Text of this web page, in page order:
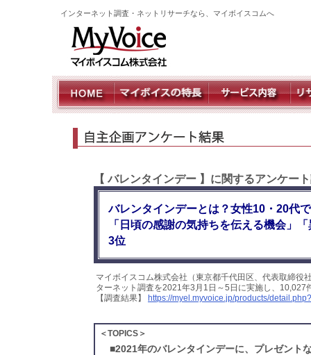
インターネット調査・ネットリサーチなら、マイボイスコムへ
【 バレンタインデー 】に関するアンケー
バレンタインデーとは？女性10・20代
「日頃の感謝の気持ちを伝える機会」
3位
マイボイスコム株式会社（東京都千代田区、代表取締
ターネット調査を2021年3月1日～5日に実施し、
【調査結果】
https://myel.myvoice.jp/products/
＜TOPICS＞
■2021年のバレンタインデーに、プレゼント